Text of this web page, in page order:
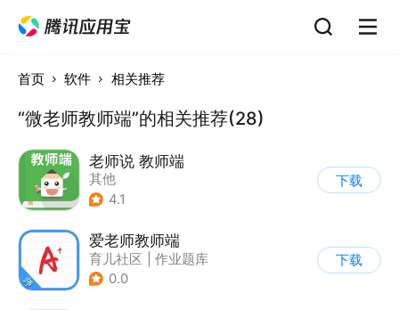
首页 软件 相关推荐
“微老师教师端”的相关推荐(28)
老师说 教师端
其他
4.1
下载
爱老师教师端
育儿社区
作业题库
0.0
下载